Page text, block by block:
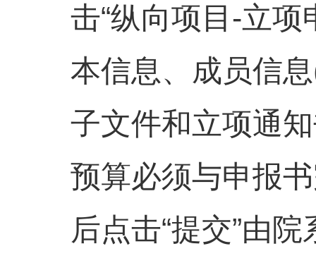
击“纵向项目-立
本信息、成员信
子文件和立项通
预算必须与申报
后点击“提交”由